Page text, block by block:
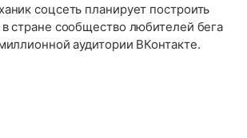
соцсеть планирует построить
стране сообщество любителей бега
аудитории ВКонтакте.